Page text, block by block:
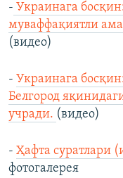
- Украинага
муваффақиятли
(видео)
- Украинага
Белгород
учради. (видео)
- Ҳафта суратлари
фотогалерея